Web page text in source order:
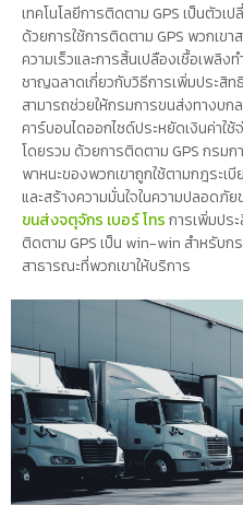
เทคโนโลยีการติดตาม GPS เป็นตัว
ด้วยการใช้การติดตาม GPS พวกเข
ความเร็วและการสิ้นเปลืองเชื้อเพลิง
ชาญฉลาดเกี่ยวกับวิธีการเพิ่มประสิท
สามารถช่วยให้กรมการขนส่งทางบ
คาร์บอนไดออกไซด์ประหยัดเงินค่าใ
โดยรวม ด้วยการติดตาม GPS กรมก
พาหนะของพวกเขาถูกใช้ตามกฎระเ
และสร้างความมั่นใจในความปลอดภั
ขนส่งจตุจักร เบอร์ โทรการเพิ่มปร
ติดตาม GPS เป็น win-win สำหรับ
สาธารณะที่พวกเขาให้บริการ